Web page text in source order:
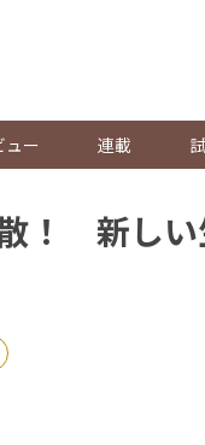
ュー 連載
！ 新しい